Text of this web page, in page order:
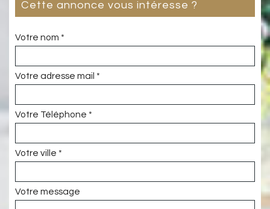
cette annonce vous intéresse ?
Votre nom *
Votre adresse mail *
Votre Téléphone *
Votre ville *
Votre message